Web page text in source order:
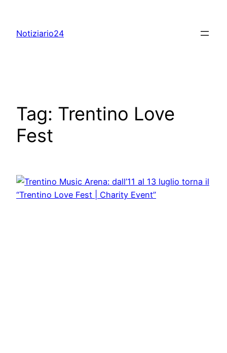
content
Notiziario24
Tag: Trentino Love
Fest